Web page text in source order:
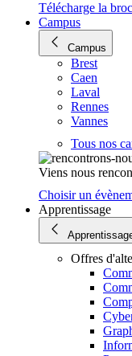
Télécharge la
Campus
Campus
Brest
Caen
Laval
Rennes
Vannes
Tous nos
Viens nous
Choisir un
Apprentissage
Offres